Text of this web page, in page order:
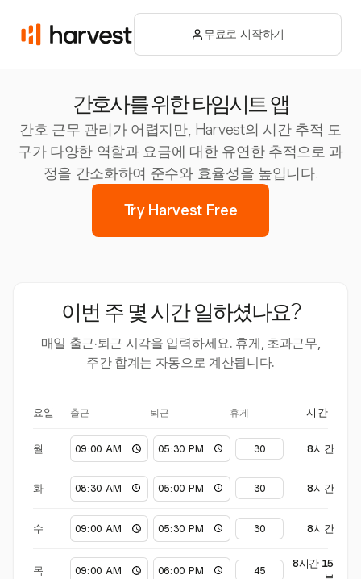
무료로 시작하기
간호사를 위한 타임시트 앱
간호 근무 관리가 어렵지만, Harvest의 시간 추적 도
구가 다양한 역할과 요금에 대한 유연한 추적으로 과
정을 간소화하여 준수와 효율성을 높입니다.
Try Harvest Free
이번 주 몇 시간 일하셨나요?
매일 출근·퇴근 시각을 입력하세요. 휴게, 초과근무,
주간 합계는 자동으로 계산됩니다.
요일 출근 퇴근 휴게 시간
월 8시간
화 8시간
수 8시간
목
8시간 15